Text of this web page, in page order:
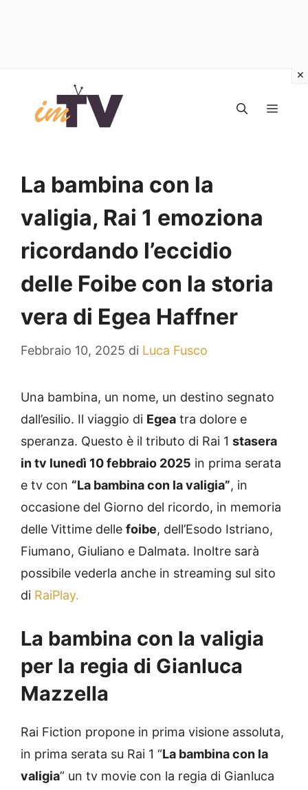
contenuto
La bambina con la
valigia, Rai 1 emoziona
ricordando l’eccidio
delle Foibe con la storia
vera di Egea Haffner
Febbraio 10, 2025 di Luca Fusco
Una bambina, un nome, un destino segnato
dall’esilio. Il viaggio di Egea tra dolore e
speranza. Questo è il tributo di Rai 1 stasera
in tv lunedì 10 febbraio 2025 in prima serata
e tv con “La bambina con la valigia”, in
occasione del Giorno del ricordo, in memoria
delle Vittime delle foibe, dell’Esodo Istriano,
Fiumano, Giuliano e Dalmata. Inoltre sarà
possibile vederla anche in streaming sul sito
di RaiPlay.
La bambina con la valigia
per la regia di Gianluca
Mazzella
Rai Fiction propone in prima visione assoluta,
in prima serata su Rai 1 “La bambina con la
valigia” un tv movie con la regia di Gianluca